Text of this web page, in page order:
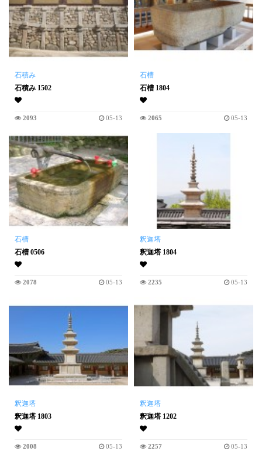
石積み
石積み 1502
2093 05-13
石槽
石槽 1804
2065 05-13
石槽
石槽 0506
2078 05-13
釈迦塔
釈迦塔 1804
2235 05-13
釈迦塔
釈迦塔 1803
2008 05-13
釈迦塔
釈迦塔 1202
2257 05-13